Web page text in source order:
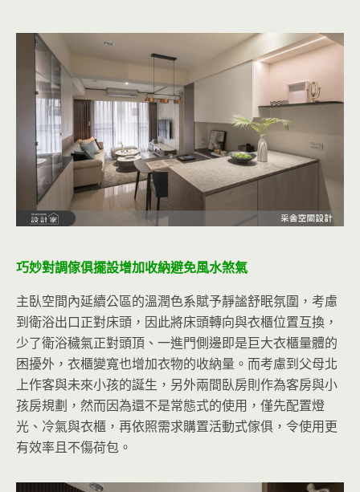
巧妙對調傢俱擺設增加收納避免風水煞氣
主臥空間內延續公區的溫潤色系賦予靜謐舒眠氛圍，考慮
到衛浴出口正對床頭，因此將床頭轉向與衣櫃位置互換，
少了衛浴穢氣正對頭頂、一進門側邊即是巨大衣櫃量體的
困擾外，衣櫃變寬也增加衣物的收納量。而考慮到父母北
上作客與未來小孩的誕生，另外兩間臥房則作為客房與小
孩房規劃，然而因為還不是常態式的使用，僅先配置燈
光、冷氣與衣櫃，再依照需求購置活動式傢俱，令使用更
有效率且不傷荷包。